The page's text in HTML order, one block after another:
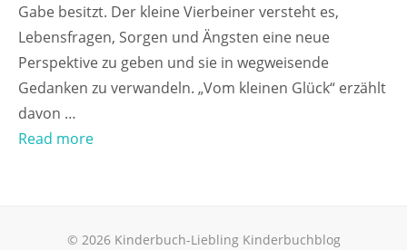
Gabe besitzt. Der kleine Vierbeiner versteht es,
Lebensfragen, Sorgen und Ängsten eine neue
Perspektive zu geben und sie in wegweisende
Gedanken zu verwandeln. „Vom kleinen Glück“ erzählt
davon …
Read more
© 2026 Kinderbuch-Liebling Kinderbuchblog